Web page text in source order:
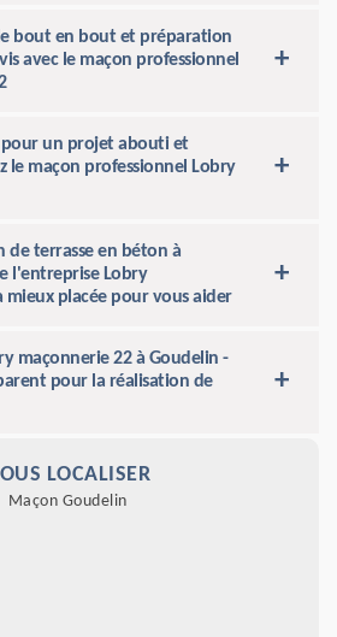
bout en bout et préparation
avec le maçon professionnel
pour un projet abouti et
le maçon professionnel Lobry
de terrasse en béton à
l'entreprise Lobry
mieux placée pour vous aider
maçonnerie 22 à Goudelin -
pour la réalisation de
LOCALISER
Maçon Goudelin